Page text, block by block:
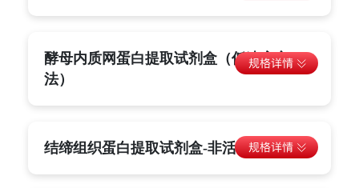
酵母内质网蛋白提取试剂盒（低速离心
法）
结缔组织蛋白提取试剂盒-非活性